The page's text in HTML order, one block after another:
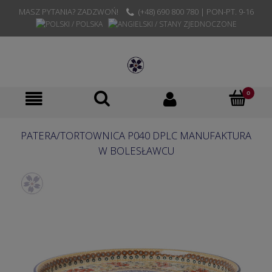
MASZ PYTANIA? ZADZWOŃ! (+48) 690 800 780 | PON-PT. 9-16
PATERA/TORTOWNICA P040 DPLC MANUFAKTURA
W BOLESŁAWCU